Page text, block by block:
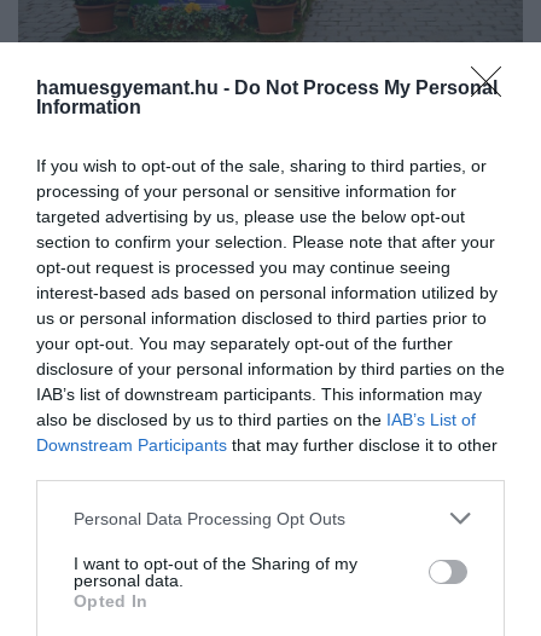
hamuesgyemant.hu - Do Not Process My Personal
Information
If you wish to opt-out of the sale, sharing to third parties, or
processing of your personal or sensitive information for
targeted advertising by us, please use the below opt-out
section to confirm your selection. Please note that after your
opt-out request is processed you may continue seeing
interest-based ads based on personal information utilized by
us or personal information disclosed to third parties prior to
your opt-out. You may separately opt-out of the further
disclosure of your personal information by third parties on the
IAB’s list of downstream participants. This information may
also be disclosed by us to third parties on the IAB’s List of
Downstream Participants that may further disclose it to other
Please note that this website/app uses one or more Google
not limited to your visit or usage behaviour. You may click to
grant or deny consent to Google and its third-party tags to
use your data for below specified purposes in below Google
Personal Data Processing Opt Outs
I want to opt-out of the Sharing of my
personal data.
Opted In
Ausztria, Bécs
Budapestről kevesebb mint 3 óra alatt érhetjük
autóval az osztrák fővárost, ahol ugyan több kiváló
húsvéti vásárt is meglátogathatunk, a legjobbak
mégis a Schönbrunni kastélynál és a Freyung téren
találhatók.
És hogy mire számíthatunk ezeken a piacokon?
Gyönyörűen feldíszített húsvéti tojások ezreire,
ínyenc finomságokra és varázslatos hangulatra. Az
igazi bécsi porcelánok és finom üvegdíszek
megtekintése, esetleg megvásárlása után
mindenképpen tartsunk egy gasztrotúrát is: a
kenyér) és természetesen a sachertorte-ot, a
klasszikus csokoládés réteges tortát nem szabad